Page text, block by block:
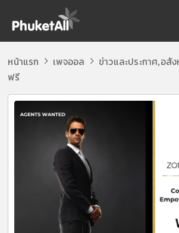
หน้าแรก เพจออล ข่าวและประกาศ,อสั
ฟรี